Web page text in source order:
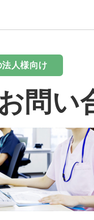
人様向け
問い